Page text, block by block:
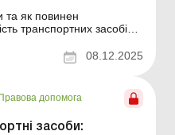
та як повинен
транспортних засобів,
№ 49 від 9 грудня
є власні транспортні
08.12.2025
допомога
засоби: